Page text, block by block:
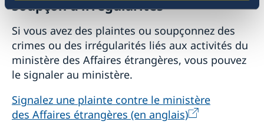
Soupçon d’irrégularités
Si vous avez des plaintes ou soupçonnez des
crimes ou des irrégularités liés aux activités du
ministère des Affaires étrangères, vous pouvez
le signaler au ministère.
Signalez une plainte contre le ministère
des Affaires étrangères (en anglais)